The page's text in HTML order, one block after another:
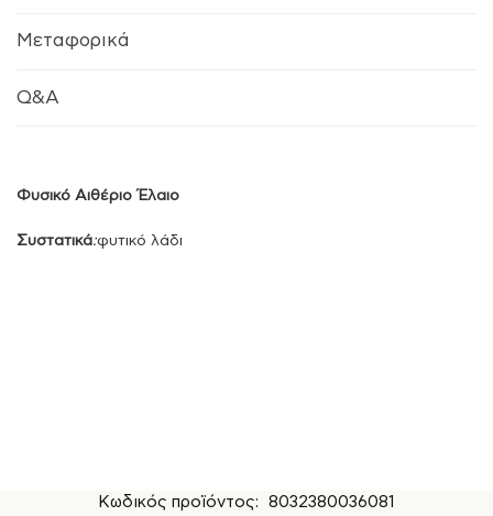
Μεταφορικά
Q&A
Φυσικό Αιθέριο Έλαιο
Συστατικά:φυτικό λάδι
Κωδικός προϊόντος: 8032380036081